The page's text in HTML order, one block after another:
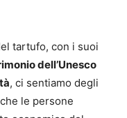
tartufo, con i suoi
dell’Unesco
, ci sentiamo degli
le persone